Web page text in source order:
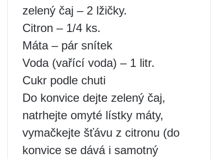
zelený čaj – 2 lžičky.
Citron – 1/4 ks.
Máta – pár snítek
Voda (vařící voda) – 1 litr.
Cukr podle chuti
Do konvice dejte zelený čaj,
natrhejte omyté lístky máty,
vymačkejte šťávu z citronu (do
konvice se dává i samotný